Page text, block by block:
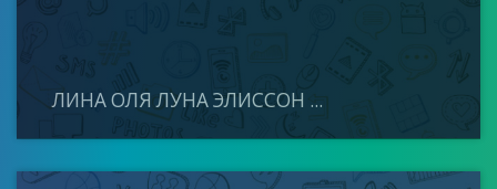
ЛИНА ОЛЯ ЛУНА ЭЛИССОН ...